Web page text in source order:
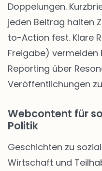
Doppelungen.
jeden Beitrag halten
to-Action fest. Klare
Freigabe) vermeiden
Reporting über
Veröffentlichungen
Webcontent für
Politik
Geschichten zu
Wirtschaft und